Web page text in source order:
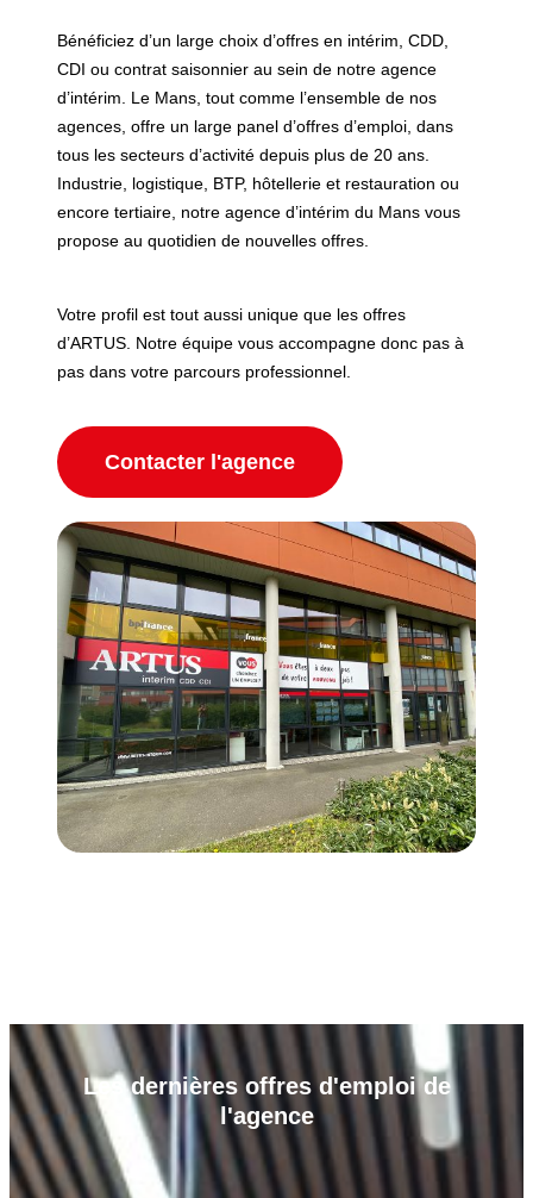
Bénéficiez d’un large choix d’offres en intérim, CDD,
CDI ou contrat saisonnier au sein de notre agence
d’intérim. Le Mans, tout comme l’ensemble de nos
agences, offre un large panel d’offres d’emploi, dans
tous les secteurs d’activité depuis plus de 20 ans.
Industrie, logistique, BTP, hôtellerie et restauration ou
encore tertiaire, notre agence d’intérim du Mans vous
propose au quotidien de nouvelles offres.
Votre profil est tout aussi unique que les offres
d’ARTUS. Notre équipe vous accompagne donc pas à
pas dans votre parcours professionnel.
Contacter l'agence
Lesdernières offres d'emploide
l'agence